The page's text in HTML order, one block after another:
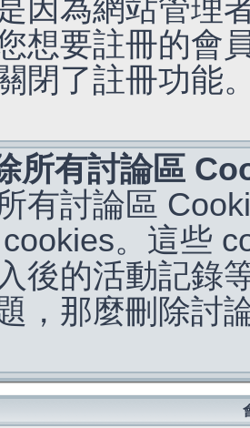
因為網站管理
想要註冊的會
閉了註冊功能
所有討論區
所有討論區
。這些
後的活動記錄
，那麼刪除討